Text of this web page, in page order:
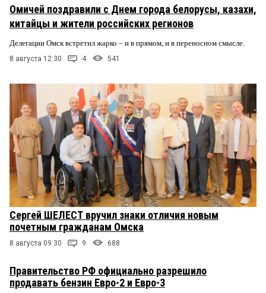
Омичей поздравили с Днем города белорусы, казахи,
китайцы и жители российских регионов
Делегации Омск встретил жарко – и в прямом, и в переносном смысле.
8 августа 12:30 4 541
Сергей ШЕЛЕСТ вручил знаки отличия новым
почетным гражданам Омска
8 августа 09:30 9 688
Правительство РФ официально разрешило
продавать бензин Евро-2 и Евро-3